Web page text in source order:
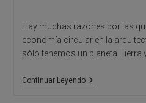
Hay muchas razones por las
economía circular en la
sólo tenemos un planeta Tierra
Continuar LeyendoArquitectura